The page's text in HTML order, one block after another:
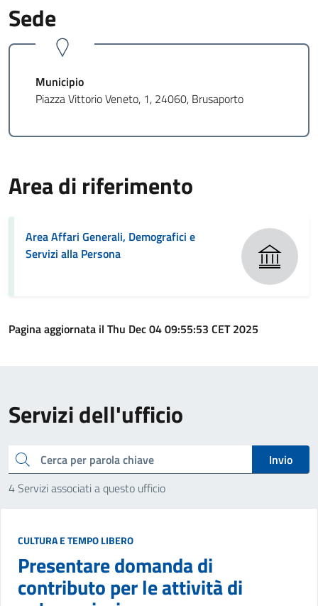
Sede
Municipio
Piazza Vittorio Veneto, 1, 24060, Brusaporto
Area di riferimento
Area Affari Generali, Demografici e
Servizi alla Persona
Pagina aggiornata il Thu Dec 04 09:55:53 CET 2025
Servizi dell'ufficio
cerca
Invio
4 Servizi associati a questo ufficio
CULTURA E TEMPO LIBERO
Presentare domanda di
contributo per le attività di